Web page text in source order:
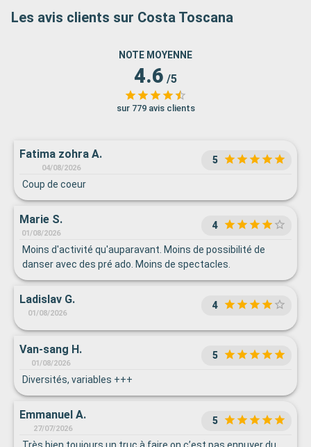
Les avis clients sur Costa Toscana
NOTE MOYENNE
4.6 /5
sur 779 avis clients
Fatima zohra A.
04/08/2026
5
Coup de coeur
Marie S.
01/08/2026
4
Moins d'activité qu'auparavant. Moins de possibilité de
danser avec des pré ado. Moins de spectacles.
Ladislav G.
01/08/2026
4
Van-sang H.
01/08/2026
5
Diversités, variables +++
Emmanuel A.
27/07/2026
5